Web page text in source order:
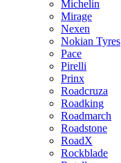
Michelin
Mirage
Nexen
Nokian Tyres
Pace
Pirelli
Prinx
Roadcruza
Roadking
Roadmarch
Roadstone
RoadX
Rockblade